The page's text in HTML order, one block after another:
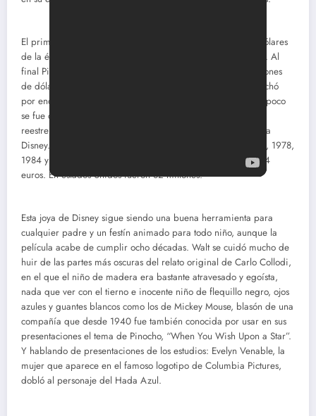
El primer presupuesto de la película ya era alto, 500.000 dólares
de la época. Pero fue insuficiente y tuvieron que aumentarlo. Al
final Pinocho costó una barbaridad para esos años: 2,5 millones
de dólares. Tras la Segunda Guerra mundial, Walt Disney luchó
por encontrar otras oportunidades para la película y poco a poco
se fue convirtiendo en una mina de oro. Gracias a todos sus
reestrenos, la película consiguió darle generosos beneficios a
Disney. Pinocho fue reestrenada en 1945, 1954, 1962, 1971, 1978,
1984 y 1992 y solo en nuestro país llegó a recaudar 410.444
euros. En estados Unidos fueron 82 millones.
Esta joya de Disney sigue siendo una buena herramienta para
cualquier padre y un festín animado para todo niño, aunque la
película acabe de cumplir ocho décadas. Walt se cuidó mucho de
huir de las partes más oscuras del relato original de Carlo Collodi,
en el que el niño de madera era bastante atravesado y egoísta,
nada que ver con el tierno e inocente niño de flequillo negro, ojos
azules y guantes blancos como los de Mickey Mouse, blasón de una
compañía que desde 1940 fue también conocida por usar en sus
presentaciones el tema de Pinocho, “When You Wish Upon a Star”.
Y hablando de presentaciones de los estudios: Evelyn Venable, la
mujer que aparece en el famoso logotipo de Columbia Pictures,
dobló al personaje del Hada Azul.